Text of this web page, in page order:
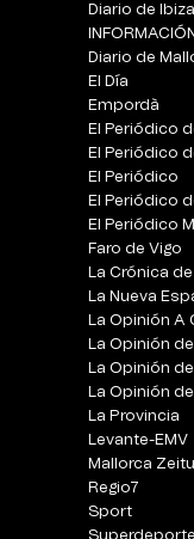
Diario de Ibiza
INFORMACIÓN
Diario de
El Día
Empordà
El Periódico
El Periódico
El Periódico
El Periódico
El Periódico
Faro de Vigo
La Crónica
La Nueva
La Opinión A
La Opinión
La Opinión
La Opinión
La Provincia
Levante-EMV
Mallorca
Regio7
Sport